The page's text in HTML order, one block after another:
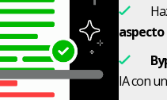
IA con